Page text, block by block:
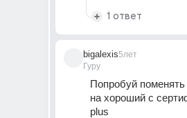
1 ответ
bigalexis
Гуру
5лет
Попробуй поменять
на хороший с
plus